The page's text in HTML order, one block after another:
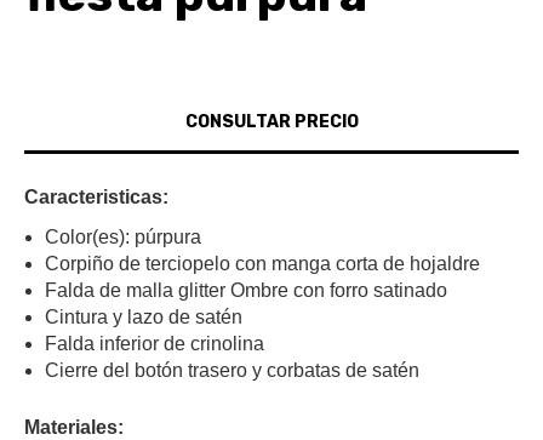
Caracteristicas:
Color(es): púrpura
Corpiño de terciopelo con manga corta de hojaldre
Falda de malla glitter Ombre con forro satinado
Cintura y lazo de satén
Falda inferior de crinolina
Cierre del botón trasero y corbatas de satén
Materiales: